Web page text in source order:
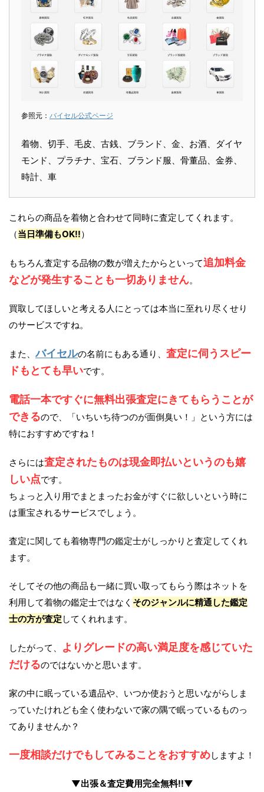
参照元： バイセル公式ページ
着物、切手、毛皮、古銭、ブランド、金、お酒、ダイヤ
モンド、プラチナ、宝石、ブランド服、骨董品、金券、
時計、車
これらの商品を着物と合わせて同時に査定してくれます。
（当日準備もOK!!）
もちろん査定する品物の数が増えたからといって追加料金
などが発生することも一切ありません。
買取してほしいと考える人にとっては本当に至れり尽くせり
のサービスですね。
また、バイセルの名前にもある通り、 査定に伺うスピー
ドもとても早いです。
電話一本ですぐに無料出張査定にきてもらうことが
できるので、「いちいち待つのが面倒臭い！」という方には
特におすすめですね！
さらには査定されたものは現金即払いというのも嬉
しい点です。
ちょっと入り用でまとまったお金がすぐに欲しいという時に
は重宝されるサービスでしょう。
査定に関しても着物専門の鑑定士がしっかりと査定してくれ
ます。
そしてその他の商品も一緒に買い取ってもらう際はネットを
利用して着物の鑑定士ではなく そのジャンルに精通した鑑定
士の方が査定 してくれれます。
したがって、
よりグレードの高い満足度を感じていた
だけるのではないかと思います。
家の中に眠っている遺品や、いつか使おうと思いながらしま
っていたけれども全く使わないで家の隅で眠っているものっ
てありませんか？
一度相談だけでもしてみることをおすすめしますよ！
▼出張＆査定費用完全無料!!▼